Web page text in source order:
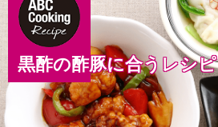
黒酢の酢豚に合うレシピ